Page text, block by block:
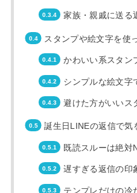
家族・親戚に送る
スタンプや絵文字を使
かわいい系スタン
シンプルな絵文字
避けた方がいいス
誕生日LINEの返信で気
既読スルーは絶対
遅すぎる返信の印
テンプレだけの冷